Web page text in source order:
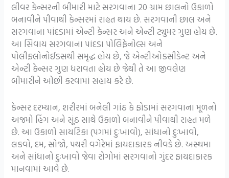
લીવર કેન્સરની બીમારી માટે સરગવાના 20 ગ્રામ છાલનો ઉકાળો
બનાવીને પીવાથી કેન્સરમાં રાહત થાય છે. સરગવાની છાલ અને
સરગવાના પાંદડામાં એન્ટી કેન્સર અને એન્ટી ટ્યુમર ગુણ હોય છે.
આ સિવાય સરગવાના પાંદડા પોલિફેનોલ્સ અને
પોલીફલોનોઈડસથી સમૃદ્ધ હોય છે, જે એન્ટીઓક્સીડેન્ટ અને
એન્ટી કેન્સર ગુણ ધરાવતા હોય છે જેથી તે આ જીવલેણ
બીમારીને ઓછી કરવામાં સહાય કરે છે.
કેન્સર દરમ્યાન, શરીરમાં બનેલી ગાંઠ કે ફોડામાં સરગવાના મૂળનો
અજમો હિંગ અને સૂંઠ સાથે ઉકાળો બનાવીને પીવાથી રાહત મળે
છે. આ ઉકાળો સાયટિકા (પગમાં દુઃખાવો), સાંધાનો દુઃખાવો,
લકવો, દમ, સોજો, પથરી વગેરેમાં ફાયદાકારક નીવડે છે. અસ્થમા
અને સાંધાનો દુઃખાવો જેવા રોગોમાં સરગવાનો ગુંદર ફાયદાકારક
માનવામાં આવે છે.